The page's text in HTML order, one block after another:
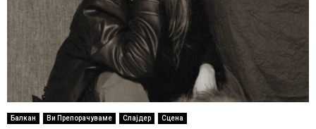
Балкан Ви Препорачуваме Слајдер Сцена